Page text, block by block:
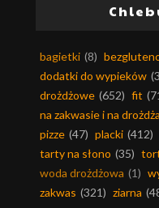
bagietki (8)
dodatki do wypieków
drożdżowe (652) fit
na zakwasie i na
pizze (47) placki (412)
tarty na słono (35)
woda drożdżowa (1)
zakwas (321) ziarna